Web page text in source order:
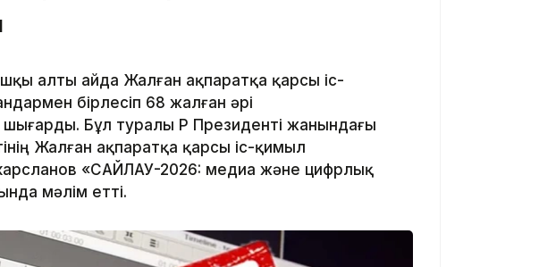
алты айда Жалған ақпаратқа қарсы іс-
бірлесіп 68 жалған әрі
Бұл туралы ҚР Президенті жанындағы
Жалған ақпаратқа қарсы іс-қимыл
«САЙЛАУ-2026: медиа және цифрлық
мәлім етті.